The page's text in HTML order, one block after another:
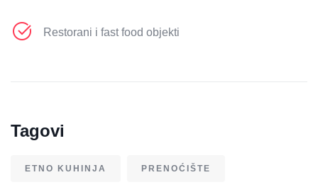
Restorani i fast food objekti
Tagovi
ETNO KUHINJA PRENOĆIŠTE